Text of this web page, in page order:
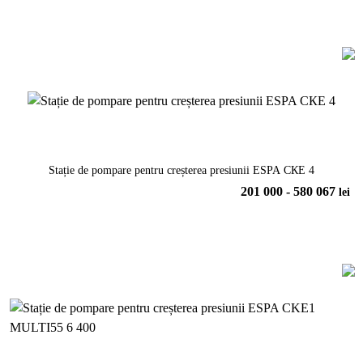
Stație de pompare pentru creșterea presiunii ESPA СКЕ 4
201 000 - 580 067 lei